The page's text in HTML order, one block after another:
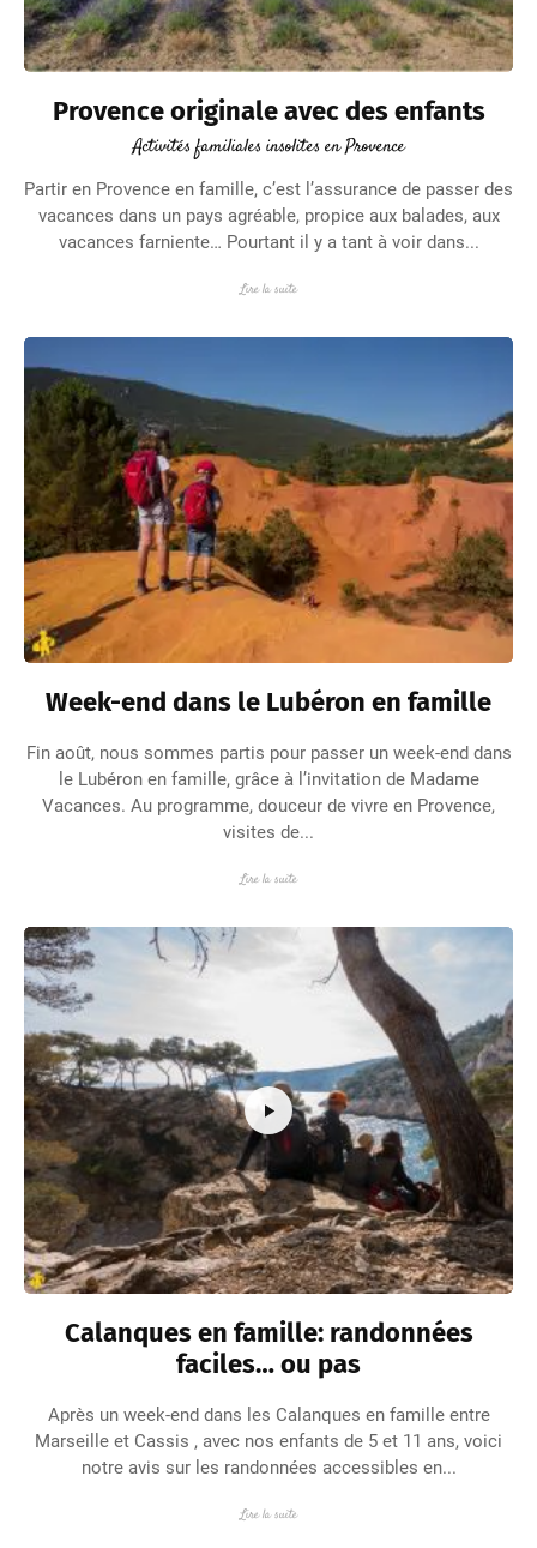
Provence originale avec des enfants
Activités familiales insolites en Provence
Partir en Provence en famille, c’est l’assurance de passer des
vacances dans un pays agréable, propice aux balades, aux
vacances farniente… Pourtant il y a tant à voir dans...
Lire la suite
Week-end dans le Lubéron en famille
Fin août, nous sommes partis pour passer un week-end dans
le Lubéron en famille, grâce à l’invitation de Madame
Vacances. Au programme, douceur de vivre en Provence,
visites de...
Lire la suite
Calanques en famille: randonnées
faciles… ou pas
Après un week-end dans les Calanques en famille entre
Marseille et Cassis , avec nos enfants de 5 et 11 ans, voici
notre avis sur les randonnées accessibles en...
Lire la suite